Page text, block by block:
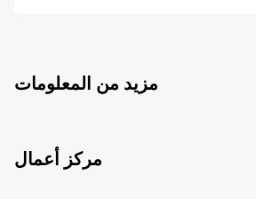
مزيد من المعلومات
مركز أعمال